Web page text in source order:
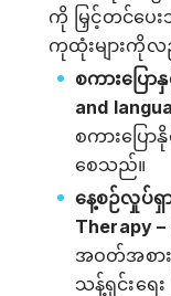
ကို မြှင့်တင်ပေး
ကုထုံးများကိုလ
စကားပြေ
and
စကားပြ
စေသည်။
နေ့စဉ်လှုပ်ရှ
Therapy –
အဝတ်အစား
သန့်ရှင်းရေ